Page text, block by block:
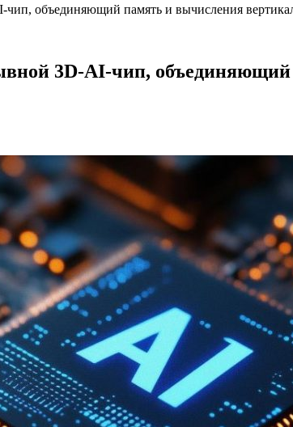
объединяющий память и вычисления
3D-AI-чип, объединяющий